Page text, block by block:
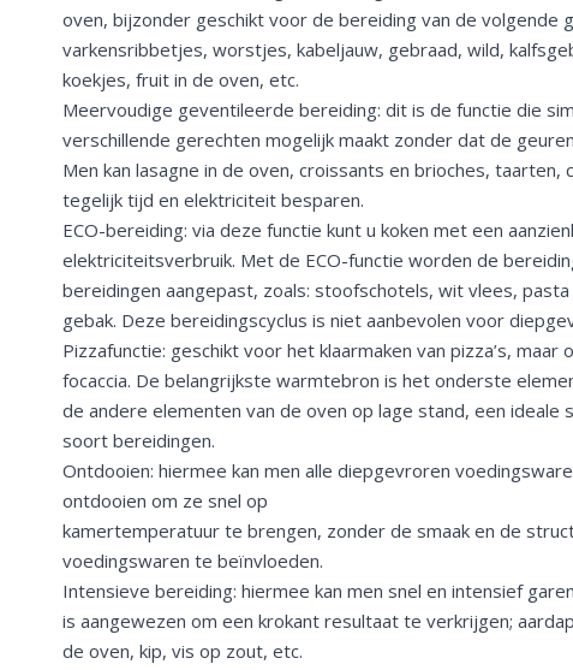
oven, bijzonder geschikt voor de bereiding van de volgende
varkensribbetjes, worstjes, kabeljauw, gebraad, wild,
koekjes, fruit in de oven, etc.
Meervoudige geventileerde bereiding: dit is de functie die
verschillende gerechten mogelijk maakt zonder dat de
Men kan lasagne in de oven, croissants en brioches, taarten,
tegelijk tijd en elektriciteit besparen.
ECO-bereiding: via deze functie kunt u koken met een
elektriciteitsverbruik. Met de ECO-functie worden de
bereidingen aangepast, zoals: stoofschotels, wit vlees,
gebak. Deze bereidingscyclus is niet aanbevolen voor
Pizzafunctie: geschikt voor het klaarmaken van pizza’s, maar
focaccia. De belangrijkste warmtebron is het onderste
de andere elementen van de oven op lage stand, een
soort bereidingen.
Ontdooien: hiermee kan men alle diepgevroren
ontdooien om ze snel op
kamertemperatuur te brengen, zonder de smaak en de
voedingswaren te beïnvloeden.
Intensieve bereiding: hiermee kan men snel en intensief
is aangewezen om een krokant resultaat te verkrijgen;
de oven, kip, vis op zout, etc.